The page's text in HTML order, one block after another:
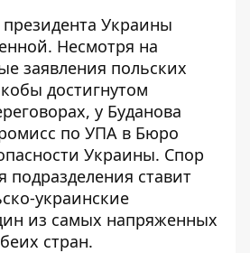
Украины
Несмотря на
заявления польских
достигнутом
у Буданова
по УПА в Бюро
Украины. Спор
подразделения ставит
украинские
из самых напряженных
стран.